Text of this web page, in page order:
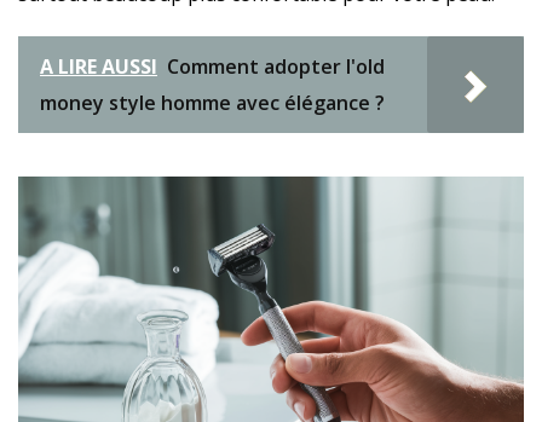
A LIRE AUSSI Comment adopter l'old
money style homme avec élégance ?